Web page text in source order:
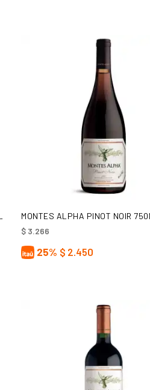
AÑADIR AL CARRITO
MONTES ALPHA PINOT NOIR
$ 3.266
25% $ 2.450